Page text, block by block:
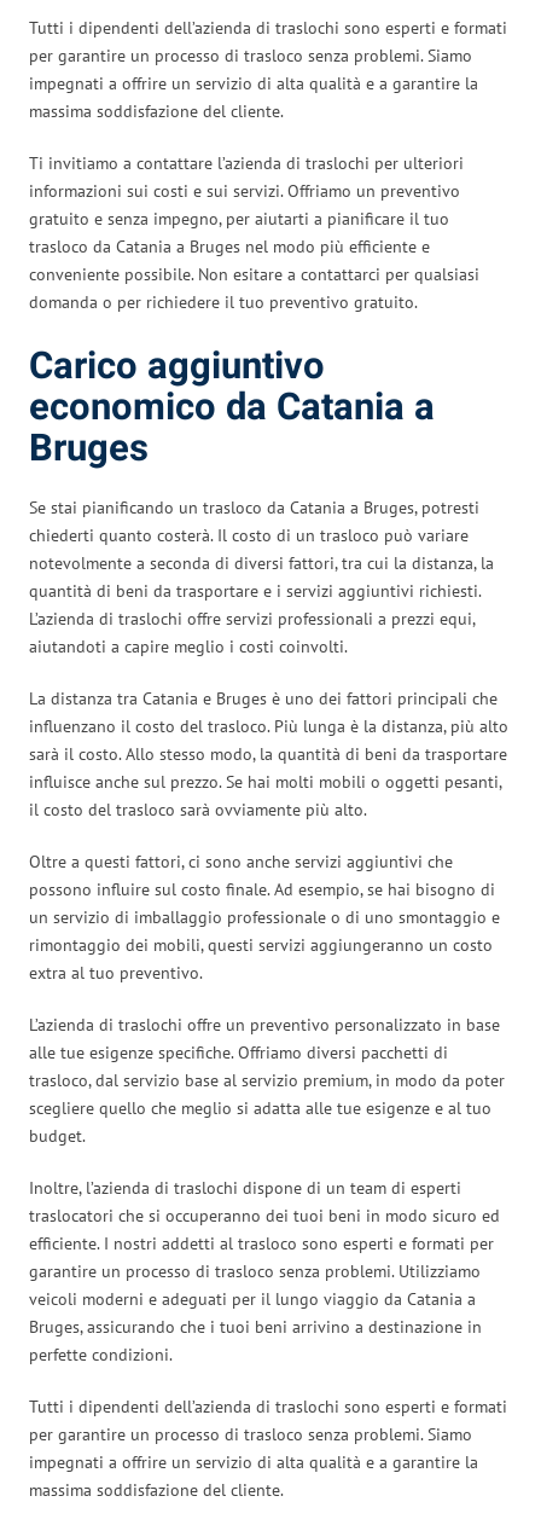
Tutti i dipendenti dell’azienda di traslochi sono esperti e formati
per garantire un processo di trasloco senza problemi. Siamo
impegnati a offrire un servizio di alta qualità e a garantire la
massima soddisfazione del cliente.
Ti invitiamo a contattare l’azienda di traslochi per ulteriori
informazioni sui costi e sui servizi. Offriamo un preventivo
gratuito e senza impegno, per aiutarti a pianificare il tuo
trasloco da Catania a Bruges nel modo più efficiente e
conveniente possibile. Non esitare a contattarci per qualsiasi
domanda o per richiedere il tuo preventivo gratuito.
Carico aggiuntivo
economico da Catania a
Bruges
Se stai pianificando un trasloco da Catania a Bruges, potresti
chiederti quanto costerà. Il costo di un trasloco può variare
notevolmente a seconda di diversi fattori, tra cui la distanza, la
quantità di beni da trasportare e i servizi aggiuntivi richiesti.
L’azienda di traslochi offre servizi professionali a prezzi equi,
aiutandoti a capire meglio i costi coinvolti.
La distanza tra Catania e Bruges è uno dei fattori principali che
influenzano il costo del trasloco. Più lunga è la distanza, più alto
sarà il costo. Allo stesso modo, la quantità di beni da trasportare
influisce anche sul prezzo. Se hai molti mobili o oggetti pesanti,
il costo del trasloco sarà ovviamente più alto.
Oltre a questi fattori, ci sono anche servizi aggiuntivi che
possono influire sul costo finale. Ad esempio, se hai bisogno di
un servizio di imballaggio professionale o di uno smontaggio e
rimontaggio dei mobili, questi servizi aggiungeranno un costo
extra al tuo preventivo.
L’azienda di traslochi offre un preventivo personalizzato in base
alle tue esigenze specifiche. Offriamo diversi pacchetti di
trasloco, dal servizio base al servizio premium, in modo da poter
scegliere quello che meglio si adatta alle tue esigenze e al tuo
budget.
Inoltre, l’azienda di traslochi dispone di un team di esperti
traslocatori che si occuperanno dei tuoi beni in modo sicuro ed
efficiente. I nostri addetti al trasloco sono esperti e formati per
garantire un processo di trasloco senza problemi. Utilizziamo
veicoli moderni e adeguati per il lungo viaggio da Catania a
Bruges, assicurando che i tuoi beni arrivino a destinazione in
perfette condizioni.
Tutti i dipendenti dell’azienda di traslochi sono esperti e formati
per garantire un processo di trasloco senza problemi. Siamo
impegnati a offrire un servizio di alta qualità e a garantire la
massima soddisfazione del cliente.